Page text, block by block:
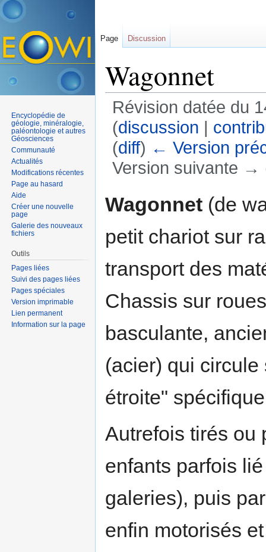
Wagonnet
Révision datée du
(discussion |
(diff) ← Version
Version suivante →
Wagonnet (de
petit chariot sur
transport des
Chassis sur
basculante,
(acier) qui
étroite"
Autrefois tirés ou
enfants parfois
galeries), puis
enfin motorisés
Page Discussion
Encyclopédie de
géologie, minéralogie,
paléontologie et autres
Géosciences
Communauté
Actualités
Modifications récentes
Page au hasard
Aide
Créer une nouvelle
page
Galerie des nouveaux
fichiers
Outils
Pages liées
Suivi des pages liées
Pages spéciales
Version imprimable
Lien permanent
Information sur la page